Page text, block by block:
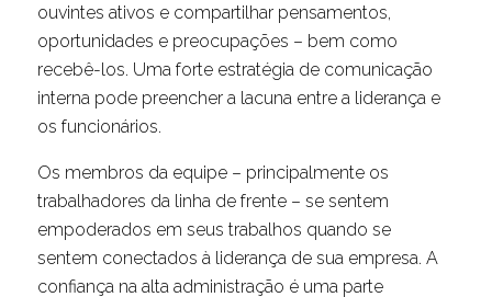
ouvintes ativos e compartilhar pensamentos,
oportunidades e preocupações – bem como
recebê-los. Uma forte estratégia de comunicação
interna pode preencher a lacuna entre a liderança e
os funcionários.
Os membros da equipe – principalmente os
trabalhadores da linha de frente – se sentem
empoderados em seus trabalhos quando se
sentem conectados à liderança de sua empresa. A
confiança na alta administração é uma parte